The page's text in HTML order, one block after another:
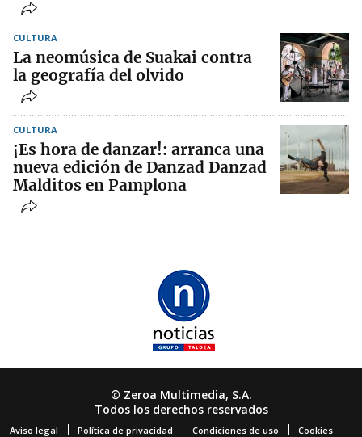
CULTURA
La neomúsica de Suakai contra
la geografía del olvido
CULTURA
¡Es hora de danzar!: arranca una
nueva edición de Danzad Danzad
Malditos en Pamplona
© Zeroa Multimedia, S.A.
Todos los derechos reservados
Aviso legal Política de privacidad Condiciones de uso Cookies